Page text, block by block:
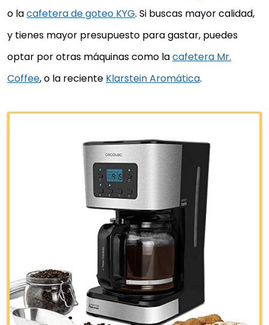
o lacafetera de goteo KYG. Si buscas mayor calidad,
y tienes mayor presupuesto para gastar, puedes
optar por otras máquinas como lacafetera Mr.
Coffee, o la reciente Klarstein Aromática.